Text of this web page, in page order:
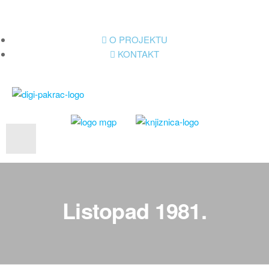
O PROJEKTU
KONTAKT
Listopad 1981.